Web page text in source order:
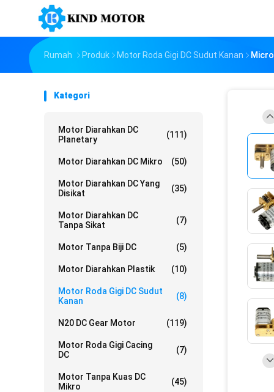
Rumah Produk Motor Roda Gigi DC Sudut Kanan
Kategori
Motor Diarahkan DC
Planetary
(111)
Motor Diarahkan DC Mikro (50)
Motor Diarahkan DC Yang
Disikat
(35)
Motor Diarahkan DC
Tanpa Sikat
(7)
Motor Tanpa Biji DC (5)
Motor Diarahkan Plastik (10)
Motor Roda Gigi DC Sudut
Kanan
(8)
N20 DC Gear Motor (119)
Motor Roda Gigi Cacing
DC
(7)
Motor Tanpa Kuas DC
Mikro
(45)